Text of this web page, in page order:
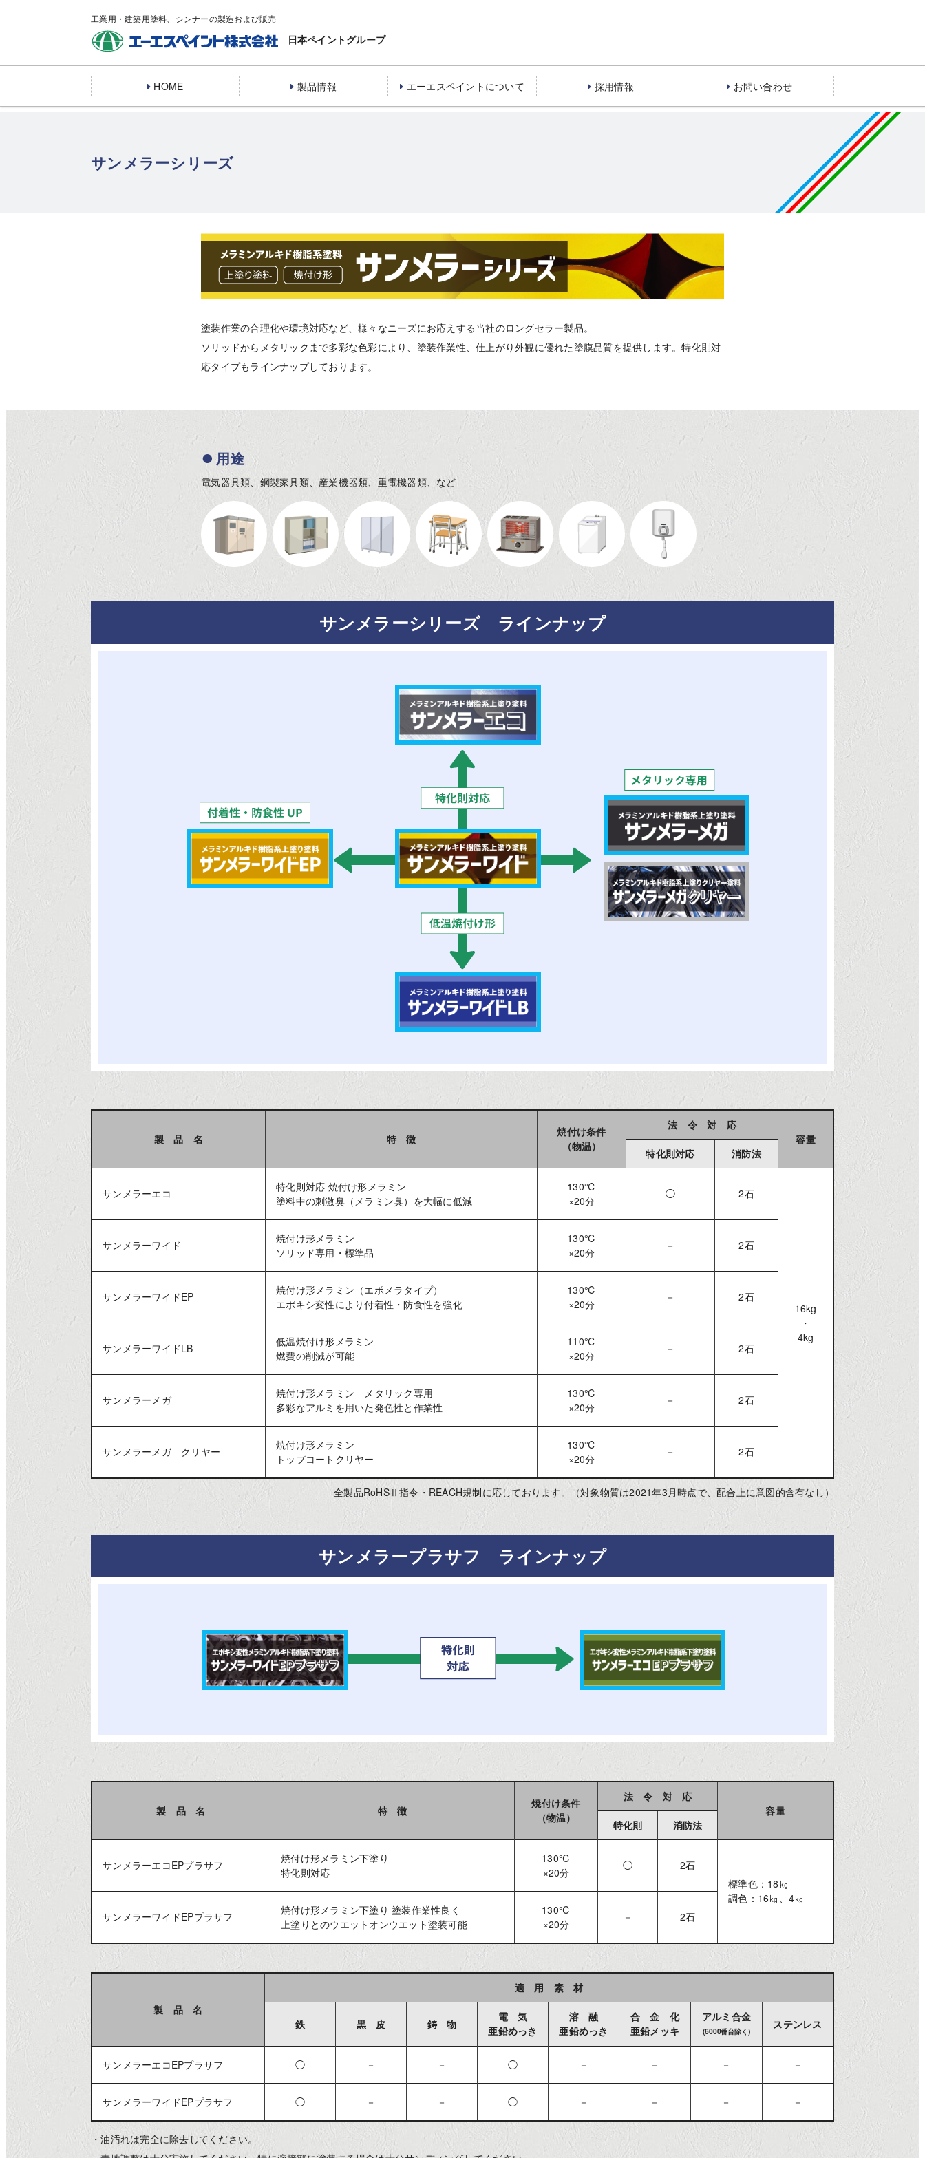
工業用・建築用塗料、シンナーの製造および販売
日本ペイントグループ
HOME 製品情報 エーエスペイントについて 採用情報 お問い合わせ
サンメラーシリーズ
塗装作業の合理化や環境対応など、様々なニーズにお応えする当社のロングセラー製品。
ソリッドからメタリックまで多彩な色彩により、塗装作業性、仕上がり外観に優れた塗膜品質を提供します。特化則対
応タイプもラインナップしております。
用途
電気器具類、鋼製家具類、産業機器類、重電機器類、など
サンメラーシリーズ ラインナップ
製 品 名 特 徴
焼付け条件
（物温）
法 令 対 応
容量
特化則対応
消防法
サンメラーエコ
特化則対応 焼付け形メラミン
塗料中の刺激臭（メラミン臭）を大幅に低減
130℃
×20分
◯ 2石
16kg
・
4kg
サンメラーワイド
焼付け形メラミン
ソリッド専用・標準品
130℃
×20分
－ 2石
サンメラーワイドEP
焼付け形メラミン（エポメラタイプ）
エポキシ変性により付着性・防食性を強化
130℃
×20分
－ 2石
サンメラーワイドLB
低温焼付け形メラミン
燃費の削減が可能
110℃
×20分
－ 2石
サンメラーメガ
焼付け形メラミン メタリック専用
多彩なアルミを用いた発色性と作業性
130℃
×20分
－ 2石
サンメラーメガ クリヤー
焼付け形メラミン
トップコートクリヤー
130℃
×20分
－ 2石
全製品RoHSⅡ指令・REACH規制に応しております。（対象物質は2021年3月時点で、配合上に意図的含有なし）
サンメラープラサフ ラインナップ
製 品 名 特 徴
焼付け条件
（物温）
法 令 対 応
容量
特化則
消防法
サンメラーエコEPプラサフ
焼付け形メラミン下塗り
特化則対応
130℃
×20分
◯
2石
標準色：18㎏
調色：16㎏、4㎏
サンメラーワイドEPプラサフ
焼付け形メラミン下塗り 塗装作業性良く
上塗りとのウエットオンウエット塗装可能
130℃
×20分
－ 2石
製 品 名
適 用 素 材
鉄 黒 皮 鋳 物
電 気
亜鉛めっき
溶 融
亜鉛めっき
合 金 化
亜鉛メッキ
アルミ合金
(6000番台除く)
ステンレス
サンメラーエコEPプラサフ ◯ － － ◯ － － － －
サンメラーワイドEPプラサフ ◯ － － ◯ － － － －
・油汚れは完全に除去してください。